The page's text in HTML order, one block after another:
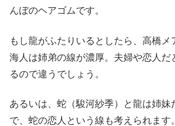
んぼのヘアゴムです。
もし龍がふたりいるとしたら、高橋メ
海人は姉弟の線が濃厚。夫婦や恋人だ
るので違うでしょう。
あるいは、蛇（駿河紗季）と龍は姉妹
で、蛇の恋人という線も考えられます。